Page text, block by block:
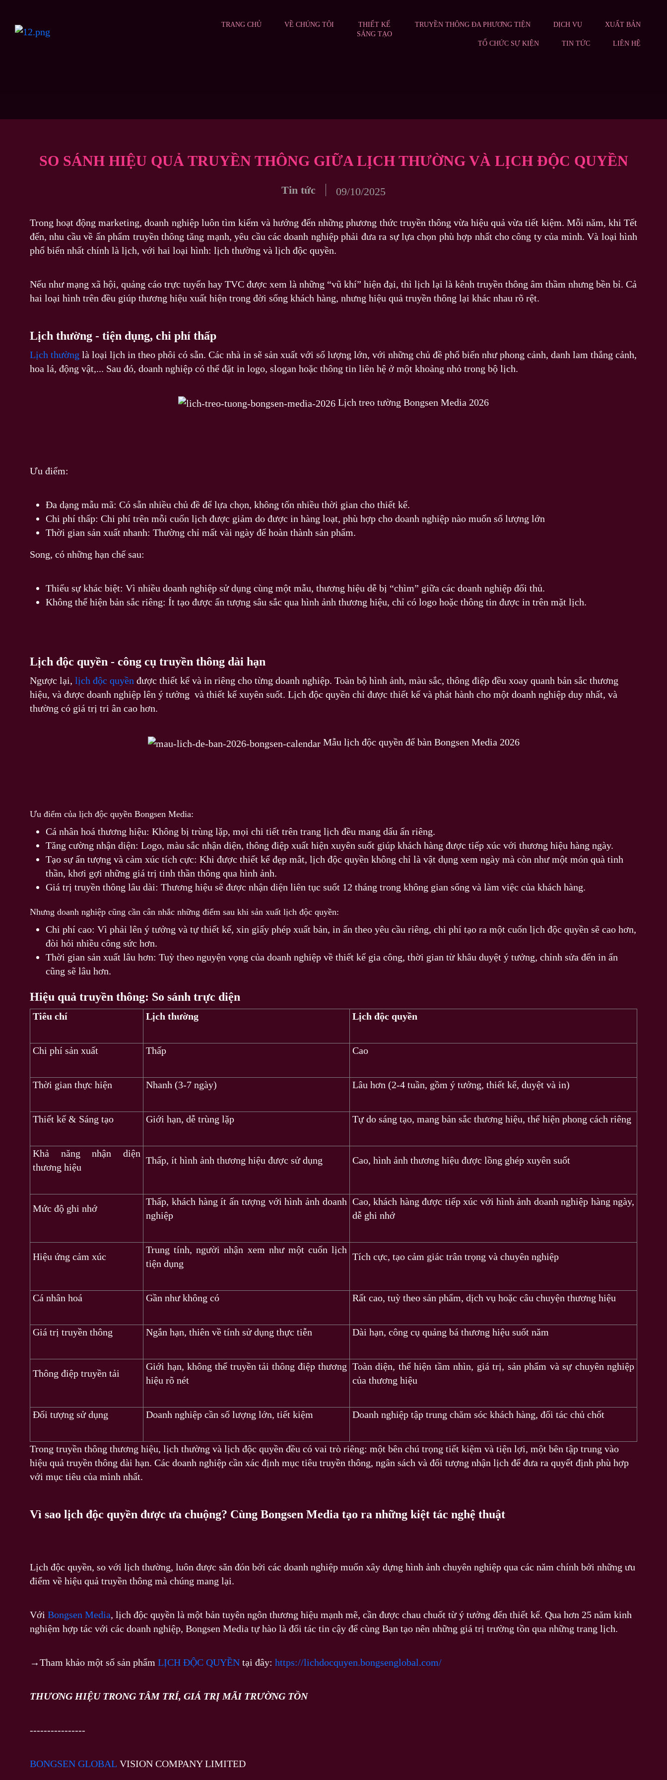
TRANG CHỦ VỀ CHÚNG TÔI
THIẾT KẾ
SÁNG TẠO
TRUYỀN THÔNG ĐA PHƯƠNG TIỆN DỊCH VỤ XUẤT BẢN
TỔ CHỨC SỰ KIỆN TIN TỨC LIÊN HỆ
SO SÁNH HIỆU QUẢ TRUYỀN THÔNG GIỮA LỊCH THƯỜNG VÀ LỊCH ĐỘC QUYỀN
Tin tức 09/10/2025
Trong hoạt động marketing, doanh nghiệp luôn tìm kiếm và hướng đến những phương thức truyền thông vừa hiệu quả vừa tiết kiệm. Mỗi năm, khi Tết
đến, nhu cầu về ấn phẩm truyền thông tăng mạnh, yêu cầu các doanh nghiệp phải đưa ra sự lựa chọn phù hợp nhất cho công ty của mình. Và loại hình
phổ biến nhất chính là lịch, với hai loại hình: lịch thường và lịch độc quyền.
Nếu như mạng xã hội, quảng cáo trực tuyến hay TVC được xem là những “vũ khí” hiện đại, thì lịch lại là kênh truyền thông âm thầm nhưng bền bỉ. Cả
hai loại hình trên đều giúp thương hiệu xuất hiện trong đời sống khách hàng, nhưng hiệu quả truyền thông lại khác nhau rõ rệt.
Lịch thường - tiện dụng, chi phí thấp
Lịch thường là loại lịch in theo phôi có sẵn. Các nhà in sẽ sản xuất với số lượng lớn, với những chủ đề phổ biến như phong cảnh, danh lam thắng cảnh,
hoa lá, động vật,... Sau đó, doanh nghiệp có thể đặt in logo, slogan hoặc thông tin liên hệ ở một khoảng nhỏ trong bộ lịch.
Lịch treo tường Bongsen Media 2026
Ưu điểm:
Đa dạng mẫu mã: Có sẵn nhiều chủ đề để lựa chọn, không tốn nhiều thời gian cho thiết kế.
Chi phí thấp: Chi phí trên mỗi cuốn lịch được giảm do được in hàng loạt, phù hợp cho doanh nghiệp nào muốn số lượng lớn
Thời gian sản xuất nhanh: Thường chỉ mất vài ngày để hoàn thành sản phẩm.
Song, có những hạn chế sau:
Thiếu sự khác biệt: Vì nhiều doanh nghiệp sử dụng cùng một mẫu, thương hiệu dễ bị “chìm” giữa các doanh nghiệp đối thủ.
Không thể hiện bản sắc riêng: Ít tạo được ấn tượng sâu sắc qua hình ảnh thương hiệu, chỉ có logo hoặc thông tin được in trên mặt lịch.
Lịch độc quyền - công cụ truyền thông dài hạn
Ngược lại, lịch độc quyền được thiết kế và in riêng cho từng doanh nghiệp. Toàn bộ hình ảnh, màu sắc, thông điệp đều xoay quanh bản sắc thương
hiệu, và được doanh nghiệp lên ý tưởng và thiết kế xuyên suốt. Lịch độc quyền chỉ được thiết kế và phát hành cho một doanh nghiệp duy nhất, và
thường có giá trị tri ân cao hơn.
Mẫu lịch độc quyền để bàn Bongsen Media 2026
Ưu điểm của lịch độc quyền Bongsen Media:
Cá nhân hoá thương hiệu: Không bị trùng lặp, mọi chi tiết trên trang lịch đều mang dấu ấn riêng.
Tăng cường nhận diện: Logo, màu sắc nhận diện, thông điệp xuất hiện xuyên suốt giúp khách hàng được tiếp xúc với thương hiệu hàng ngày.
Tạo sự ấn tượng và cảm xúc tích cực: Khi được thiết kế đẹp mắt, lịch độc quyền không chỉ là vật dụng xem ngày mà còn như một món quà tinh
thần, khơi gợi những giá trị tinh thần thông qua hình ảnh.
Giá trị truyền thông lâu dài: Thương hiệu sẽ được nhận diện liên tục suốt 12 tháng trong không gian sống và làm việc của khách hàng.
Nhưng doanh nghiệp cũng cần cân nhắc những điểm sau khi sản xuất lịch độc quyền:
Chi phí cao: Vì phải lên ý tưởng và tự thiết kế, xin giấy phép xuất bản, in ấn theo yêu cầu riêng, chi phí tạo ra một cuốn lịch độc quyền sẽ cao hơn,
đòi hỏi nhiều công sức hơn.
Thời gian sản xuất lâu hơn: Tuỳ theo nguyện vọng của doanh nghiệp về thiết kế gia công, thời gian từ khâu duyệt ý tưởng, chỉnh sửa đến in ấn
cũng sẽ lâu hơn.
Hiệu quả truyền thông: So sánh trực diện
Tiêu chí Lịch thường Lịch độc quyền
Chi phí sản xuất Thấp Cao
Thời gian thực hiện Nhanh (3-7 ngày) Lâu hơn (2-4 tuần, gồm ý tưởng, thiết kế, duyệt và in)
Thiết kế & Sáng tạo Giới hạn, dễ trùng lặp Tự do sáng tạo, mang bản sắc thương hiệu, thể hiện phong cách riêng
Khả năng nhận diện
thương hiệu
Thấp, ít hình ảnh thương hiệu được sử dụng Cao, hình ảnh thương hiệu được lồng ghép xuyên suốt
Mức độ ghi nhớ
Thấp, khách hàng ít ấn tượng với hình ảnh doanh
nghiệp
Cao, khách hàng được tiếp xúc với hình ảnh doanh nghiệp hàng ngày,
dễ ghi nhớ
Hiệu ứng cảm xúc
Trung tính, người nhận xem như một cuốn lịch
tiện dụng
Tích cực, tạo cảm giác trân trọng và chuyên nghiệp
Cá nhân hoá Gần như không có Rất cao, tuỳ theo sản phẩm, dịch vụ hoặc câu chuyện thương hiệu
Giá trị truyền thông Ngắn hạn, thiên về tính sử dụng thực tiễn Dài hạn, công cụ quảng bá thương hiệu suốt năm
Thông điệp truyền tải
Giới hạn, không thể truyền tải thông điệp thương
hiệu rõ nét
Toàn diện, thể hiện tầm nhìn, giá trị, sản phẩm và sự chuyên nghiệp
của thương hiệu
Đối tượng sử dụng Doanh nghiệp cần số lượng lớn, tiết kiệm Doanh nghiệp tập trung chăm sóc khách hàng, đối tác chủ chốt
Trong truyền thông thương hiệu, lịch thường và lịch độc quyền đều có vai trò riêng: một bên chú trọng tiết kiệm và tiện lợi, một bên tập trung vào
hiệu quả truyền thông dài hạn. Các doanh nghiệp cần xác định mục tiêu truyền thông, ngân sách và đối tượng nhận lịch để đưa ra quyết định phù hợp
với mục tiêu của mình nhất.
Vì sao lịch độc quyền được ưa chuộng? Cùng Bongsen Media tạo ra những kiệt tác nghệ thuật
Lịch độc quyền, so với lịch thường, luôn được săn đón bởi các doanh nghiệp muốn xây dựng hình ảnh chuyên nghiệp qua các năm chính bởi những ưu
điểm về hiệu quả truyền thông mà chúng mang lại.
Với Bongsen Media, lịch độc quyền là một bản tuyên ngôn thương hiệu mạnh mẽ, cần được chau chuốt từ ý tưởng đến thiết kế. Qua hơn 25 năm kinh
nghiệm hợp tác với các doanh nghiệp, Bongsen Media tự hào là đối tác tin cậy để cùng Bạn tạo nên những giá trị trường tồn qua những trang lịch.
→Tham khảo một số sản phẩm LỊCH ĐỘC QUYỀN tại đây: https://lichdocquyen.bongsenglobal.com/
THƯƠNG HIỆU TRONG TÂM TRÍ, GIÁ TRỊ MÃI TRƯỜNG TỒN
----------------
BONGSEN GLOBAL VISION COMPANY LIMITED